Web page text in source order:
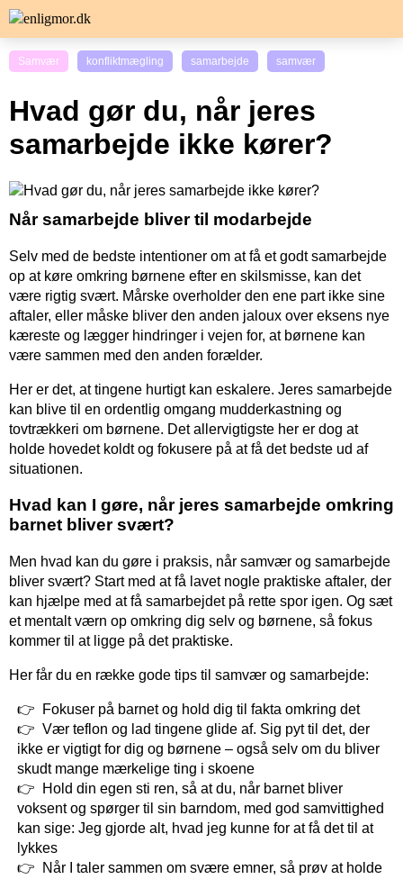
Samvær konfliktmægling samarbejde samvær
Hvad gør du, når jeres
samarbejde ikke kører?
Når samarbejde bliver til modarbejde
Selv med de bedste intentioner om at få et godt samarbejde
op at køre omkring børnene efter en skilsmisse, kan det
være rigtig svært. Mårske overholder den ene part ikke sine
aftaler, eller måske bliver den anden jaloux over eksens nye
kæreste og lægger hindringer i vejen for, at børnene kan
være sammen med den anden forælder.
Her er det, at tingene hurtigt kan eskalere. Jeres samarbejde
kan blive til en ordentlig omgang mudderkastning og
tovtrækkeri om børnene. Det allervigtigste her er dog at
holde hovedet koldt og fokusere på at få det bedste ud af
situationen.
Hvad kan I gøre, når jeres samarbejde omkring
barnet bliver svært?
Men hvad kan du gøre i praksis, når samvær og samarbejde
bliver svært? Start med at få lavet nogle praktiske aftaler, der
kan hjælpe med at få samarbejdet på rette spor igen. Og sæt
et mentalt værn op omkring dig selv og børnene, så fokus
kommer til at ligge på det praktiske.
Her får du en række gode tips til samvær og samarbejde:
Fokuser på barnet og hold dig til fakta omkring det
Vær teflon og lad tingene glide af. Sig pyt til det, der
ikke er vigtigt for dig og børnene – også selv om du bliver
skudt mange mærkelige ting i skoene
Hold din egen sti ren, så at du, når barnet bliver
voksent og spørger til sin barndom, med god samvittighed
kan sige: Jeg gjorde alt, hvad jeg kunne for at få det til at
lykkes
Når I taler sammen om svære emner, så prøv at holde